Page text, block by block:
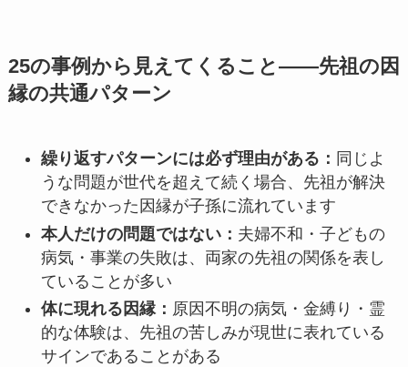
25の事例から見えてくること——先祖の因
縁の共通パターン
繰り返すパターンには必ず理由がある： 同じよ
うな問題が世代を超えて続く場合、先祖が解決
できなかった因縁が子孫に流れています
本人だけの問題ではない： 夫婦不和・子どもの
病気・事業の失敗は、両家の先祖の関係を表し
ていることが多い
体に現れる因縁： 原因不明の病気・金縛り・霊
的な体験は、先祖の苦しみが現世に表れている
サインであることがある